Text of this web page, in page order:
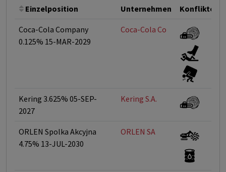
Einzelposition Unternehmen Konflikte
Coca-Cola Company
0.125% 15-MAR-2029
Coca-Cola Co
Kering 3.625% 05-SEP-
2027
Kering S.A.
ORLEN Spolka Akcyjna
4.75% 13-JUL-2030
ORLEN SA